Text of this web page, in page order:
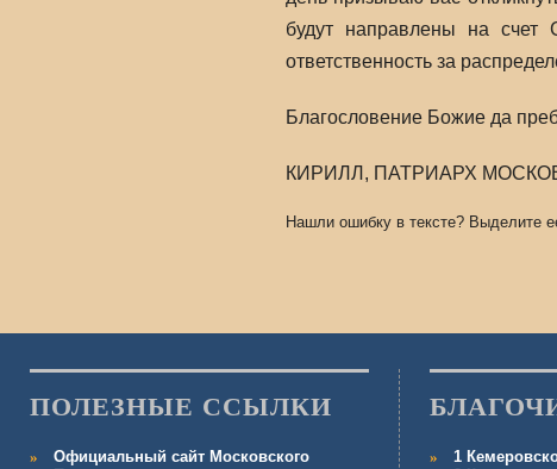
будут направлены на счет
ответственность за
Благословение Божие да
КИРИЛЛ, ПАТРИАРХ
Нашли ошибку в тексте? Выделите
ПОЛЕЗНЫЕ ССЫЛКИ
Официальный сайт Московского
1